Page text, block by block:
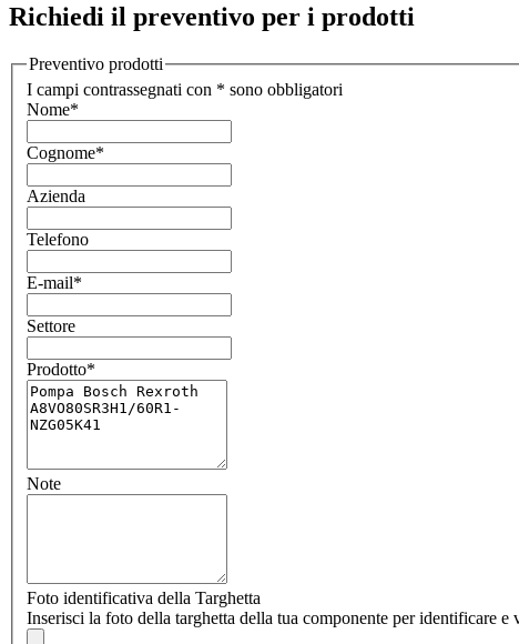
Richiedi il preventivo per i prodotti
Preventivo prodotti
I campi contrassegnati con * sono obbligatori
Nome*
Cognome*
Azienda
Telefono
E-mail*
Settore
Prodotto*
Note
Foto identificativa della Targhetta
Inserisci la foto della targhetta della tua componente per identificare e